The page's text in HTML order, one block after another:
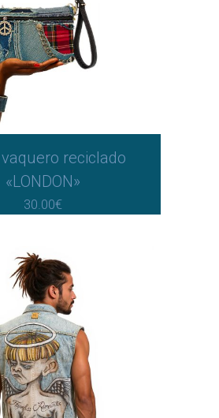
reciclado
«LONDON»
30.00€